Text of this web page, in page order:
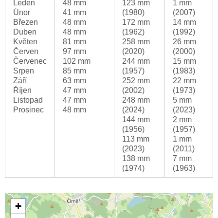
Leden
Únor
Březen
Duben
Květen
Červen
Červenec
Srpen
Září
Říjen
Listopad
Prosinec
48 mm
41 mm
48 mm
48 mm
81 mm
97 mm
102 mm
85 mm
63 mm
47 mm
47 mm
48 mm
123 mm
(1980)
172 mm
(1962)
258 mm
(2020)
244 mm
(1957)
252 mm
(2002)
248 mm
(2024)
144 mm
(1956)
113 mm
(2023)
138 mm
(1974)
1 mm
(2007)
14 mm
(1992)
26 mm
(2000)
15 mm
(1983)
22 mm
(1973)
5 mm
(2023)
2 mm
(1957)
1 mm
(2011)
7 mm
(1963)
+